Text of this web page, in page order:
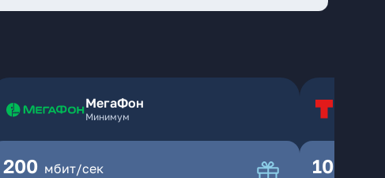
МегаФон
Минимум
200 мбит/сек 100